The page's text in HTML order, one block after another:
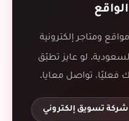
ومتاجر إلكترونية
لو عايز تطبّق
فعليًا، تواصل معايا.
شركة تسويق إلكتروني